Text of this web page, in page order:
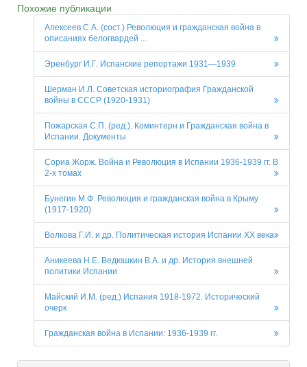
Похожие публикации
Алексеев С.А. (сост.) Революция и гражданская война в
описаниях белогвардей ...
Эренбург И.Г. Испанские репортажи 1931—1939
Шерман И.Л. Советская историография Гражданской
войны в СССР (1920-1931)
Пожарская С.П. (ред.). Коминтерн и Гражданская война в
Испании. Документы
Сориа Жорж. Война и Революция в Испании 1936-1939 гг. В
2-х томах
Бунегин М.Ф. Революция и гражданская война в Крыму
(1917-1920)
Волкова Г.И. и др. Политическая история Испании XX века
Аникеева Н.Е. Ведюшкин В.А. и др. История внешней
политики Испании
Майский И.М. (ред.) Испания 1918-1972. Исторический
очерк
Гражданская война в Испании: 1936-1939 гг.